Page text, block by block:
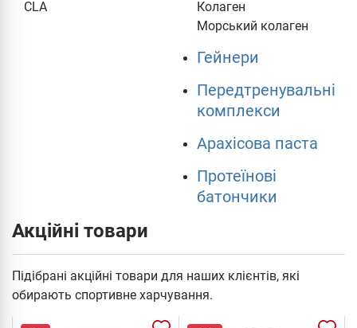
CLA
Колаген
Морський колаген
Гейнери
Передтренувальні
комплекси
Арахісова паста
Протеїнові
батончики
Акційні товари
Підібрані акційні товари для наших клієнтів, які
обирають спортивне харчування.